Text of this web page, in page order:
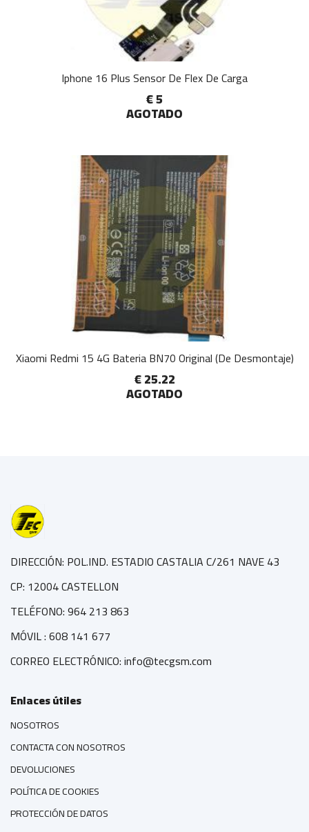
Iphone 16 Plus Sensor De Flex De Carga
€ 5
AGOTADO
Xiaomi Redmi 15 4G Bateria BN70 Original (De Desmontaje)
€ 25.22
AGOTADO
DIRECCIÓN: POL.IND. ESTADIO CASTALIA C/261 NAVE 43
CP: 12004 CASTELLON
TELÉFONO: 964 213 863
MÓVIL : 608 141 677
CORREO ELECTRÓNICO: info@tecgsm.com
Enlaces útiles
NOSOTROS
CONTACTA CON NOSOTROS
DEVOLUCIONES
POLÍTICA DE COOKIES
PROTECCIÓN DE DATOS